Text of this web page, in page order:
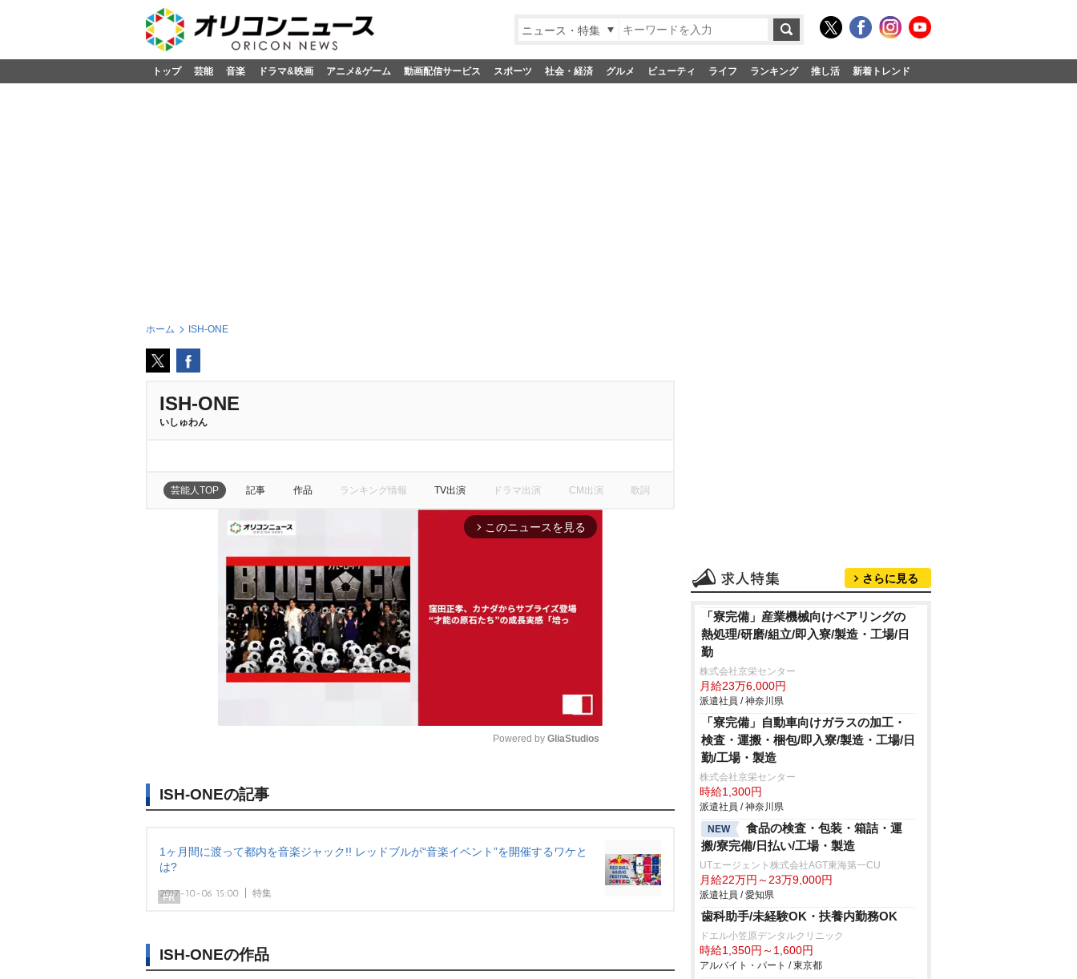
ニュース・特集
トップ 芸能 音楽 ドラマ&映画 アニメ&ゲーム 動画配信サービス スポーツ 社会・経済 グルメ ビューティ ライフ ランキング 推し活 新着トレンド
ホーム ISH-ONE
ISH-ONE
いしゅわん
芸能人TOP 記事 作品 ランキング情報 TV出演 ドラマ出演 CM出演 歌詞
arrow_forward_ios このニュースを見る
u
e
Powered by GliaStudios
ISH-ONEの記事
1ヶ月間に渡って都内を音楽ジャック!! レッドブルが“音楽イベント”を開催するワケと
は?
2017-10-06 15:00 特集
ISH-ONEの作品
さらに見る
「寮完備」産業機械向けベアリングの
熱処理/研磨/組立/即入寮/製造・工場/日
勤
株式会社京栄センター
月給23万6,000円
派遣社員 / 神奈川県
「寮完備」自動車向けガラスの加工・
検査・運搬・梱包/即入寮/製造・工場/日
勤/工場・製造
株式会社京栄センター
時給1,300円
派遣社員 / 神奈川県
NEW
食品の検査・包装・箱詰・運
搬/寮完備/日払い/工場・製造
UTエージェント株式会社AGT東海第一CU
月給22万円～23万9,000円
派遣社員 / 愛知県
歯科助手/未経験OK・扶養内勤務OK
ドエル小笠原デンタルクリニック
時給1,350円～1,600円
アルバイト・パート / 東京都